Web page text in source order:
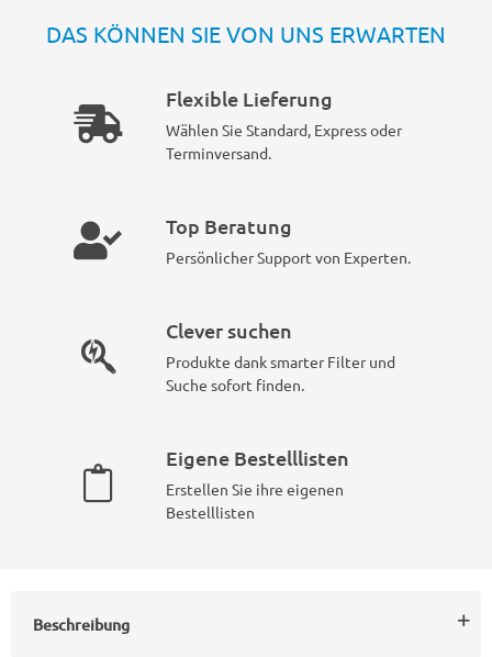
DAS KÖNNEN SIE VON UNS ERWARTEN
Flexible Lieferung
Wählen Sie Standard, Express oder
Terminversand.
Top Beratung
Persönlicher Support von Experten.
Clever suchen
Produkte dank smarter Filter und
Suche sofort finden.
Eigene Bestelllisten
Erstellen Sie ihre eigenen
Bestelllisten
Beschreibung